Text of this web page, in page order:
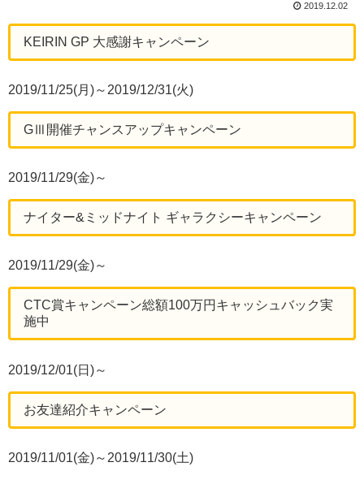
2019.12.02
KEIRIN GP 大感謝キャンペーン
2019/11/25(月)～2019/12/31(火)
GⅢ開催チャンスアップキャンペーン
2019/11/29(金)～
ナイター&ミッドナイト ギャラクシーキャンペーン
2019/11/29(金)～
CTC賞キャンペーン総額100万円キャッシュバック実
施中
2019/12/01(日)～
お友達紹介キャンペーン
2019/11/01(金)～2019/11/30(土)